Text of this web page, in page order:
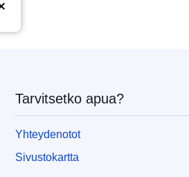
Tarvitsetko apua?
Yhteydenotot
Sivustokartta